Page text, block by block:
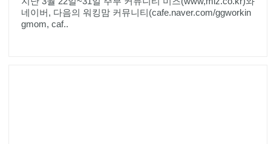
네이버, 다음의 워킹맘 커뮤니티(cafe.naver.com/ggworkin
gmom, caf..